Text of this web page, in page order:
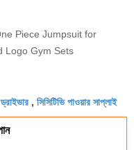
Piece Jumpsuit for
Logo Gym Sets
, সিসিটিভি পাওয়ার সাপ্লাই